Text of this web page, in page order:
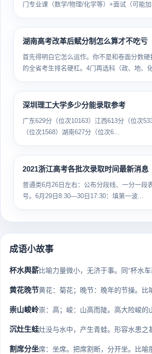
门专业课（数学/物理/化学等）+面试（可能
湖南高考改革后赋分制怎么算才不吃亏
首先得明白它怎么运作。你不是和卷面分数
的全省考生排名硬杠。4门再选科（政、地、
深圳理工大学多少分能录取参考
广东629分（位次10163）江西613分（位次
（位次1568）湖南627分（位次6...
2021浙江高考各批次录取时间最新消息
普通类6月26日左右：公布分段线、一分一段
号。6月29日8:30—30日17:30：填第一波...
成语小故事
杯水舆薪比喻力量微小，无济于事。同“杯水车
黄花晚节黄花：菊花；晚节：晚年的节操。比
崇山峻岭崇：高；峻：山高而陡。高大险峻的
沉灶生蛙灶没与水中，产生青蛙。形容水患之
割席分坐席：坐席。把席割断，分开坐。比